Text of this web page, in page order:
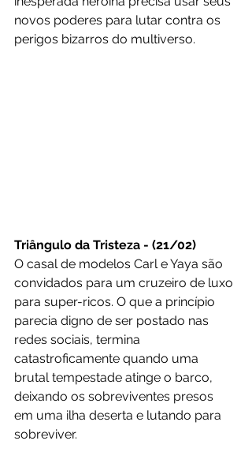
novos poderes para lutar contra os
perigos bizarros do multiverso.
Triângulo da Tristeza - (21/02)
O casal de modelos Carl e Yaya são
convidados para um cruzeiro de luxo
para super-ricos. O que a princípio
parecia digno de ser postado nas
redes sociais, termina
catastroficamente quando uma
brutal tempestade atinge o barco,
deixando os sobreviventes presos
em uma ilha deserta e lutando para
sobreviver.